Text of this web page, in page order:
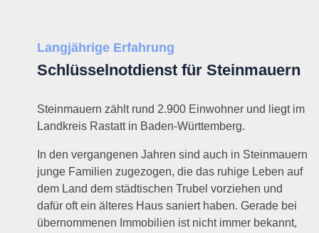
Langjährige Erfahrung
Schlüsselnotdienst für Steinmauern
Steinmauern zählt rund 2.900 Einwohner und liegt im
Landkreis Rastatt in Baden-Württemberg.
In den vergangenen Jahren sind auch in Steinmauern
junge Familien zugezogen, die das ruhige Leben auf
dem Land dem städtischen Trubel vorziehen und
dafür oft ein älteres Haus saniert haben. Gerade bei
übernommenen Immobilien ist nicht immer bekannt,